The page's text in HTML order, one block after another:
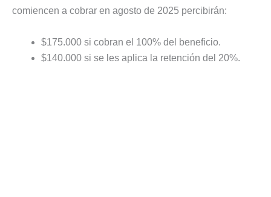
comiencen a cobrar en agosto de 2025 percibirán:
$175.000 si cobran el 100% del beneficio.
$140.000 si se les aplica la retención del 20%.